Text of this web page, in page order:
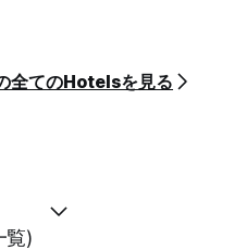
全てのHotelsを見る
覧)